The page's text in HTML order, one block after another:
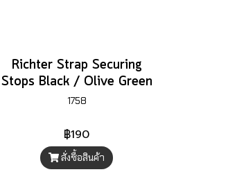
Richter Strap Securing
Stops Black / Olive Green
1758
฿190
สั่งซื้อสินค้า